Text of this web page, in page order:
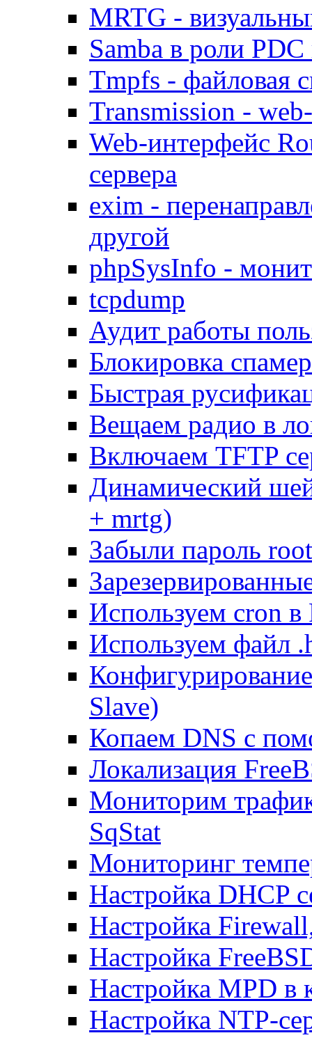
MRTG -
Samba в роли
Tmpfs - файловая
Transmission -
Web-интерфейс
сервера
exim -
другой
phpSysInfo -
tcpdump
Аудит работы
Блокировка
Быстрая
Вещаем радио в
Включаем TFTP
Динамический
+ mrtg)
Забыли пароль
Используем cron в
Используем файл
Slave)
Копаем DNS с
Локализация
Мониторим
SqStat
Мониторинг
Настройка DHCP
Настройка
Настройка
Настройка MPD в
Настройка NTP-